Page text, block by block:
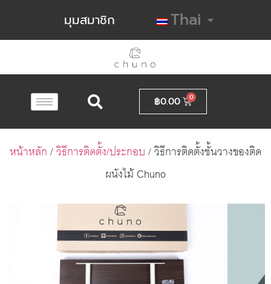
มุมสมาชิก Thai
฿0.00
หน้าหลัก/วิธีการติดตั้ง/ประกอบ/ วิธีการติดตั้งชั้นวางของติด
ผนังไม้ Chuno